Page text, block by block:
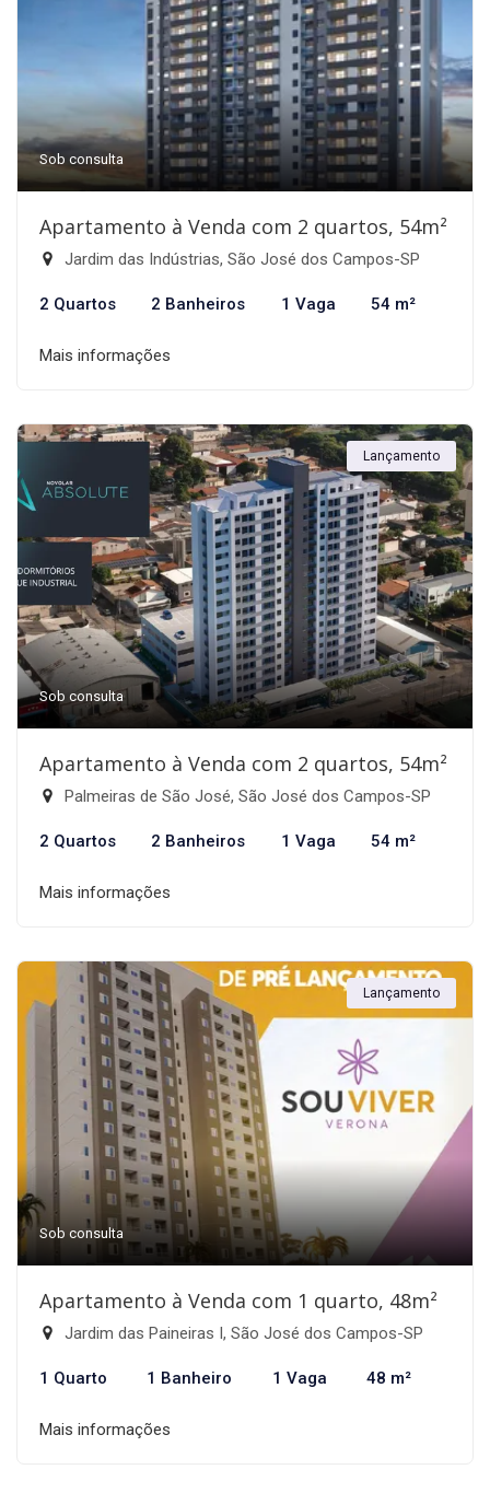
Sob consulta
Apartamento à Venda com 2 quartos, 54m²
Jardim das Indústrias, São José dos Campos-SP
2 Quartos 2 Banheiros 1 Vaga 54 m²
Mais informações
Lançamento
Sob consulta
Apartamento à Venda com 2 quartos, 54m²
Palmeiras de São José, São José dos Campos-SP
2 Quartos 2 Banheiros 1 Vaga 54 m²
Mais informações
Lançamento
Sob consulta
Apartamento à Venda com 1 quarto, 48m²
Jardim das Paineiras I, São José dos Campos-SP
1 Quarto 1 Banheiro 1 Vaga 48 m²
Mais informações